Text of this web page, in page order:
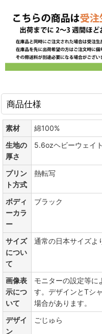
商品仕様
素材
綿100%
生地の
厚さ
5.6ozヘビーウェイト
プリン
ト方式
熱転写
ボディ
ーカラ
ー
ブラック
サイズ
につい
て
通常の日本サイズよ
画像表
示につ
いて
モニターの設定等に
す。デザインとTシ
場合があります。
デザイ
ン
ごじゅら